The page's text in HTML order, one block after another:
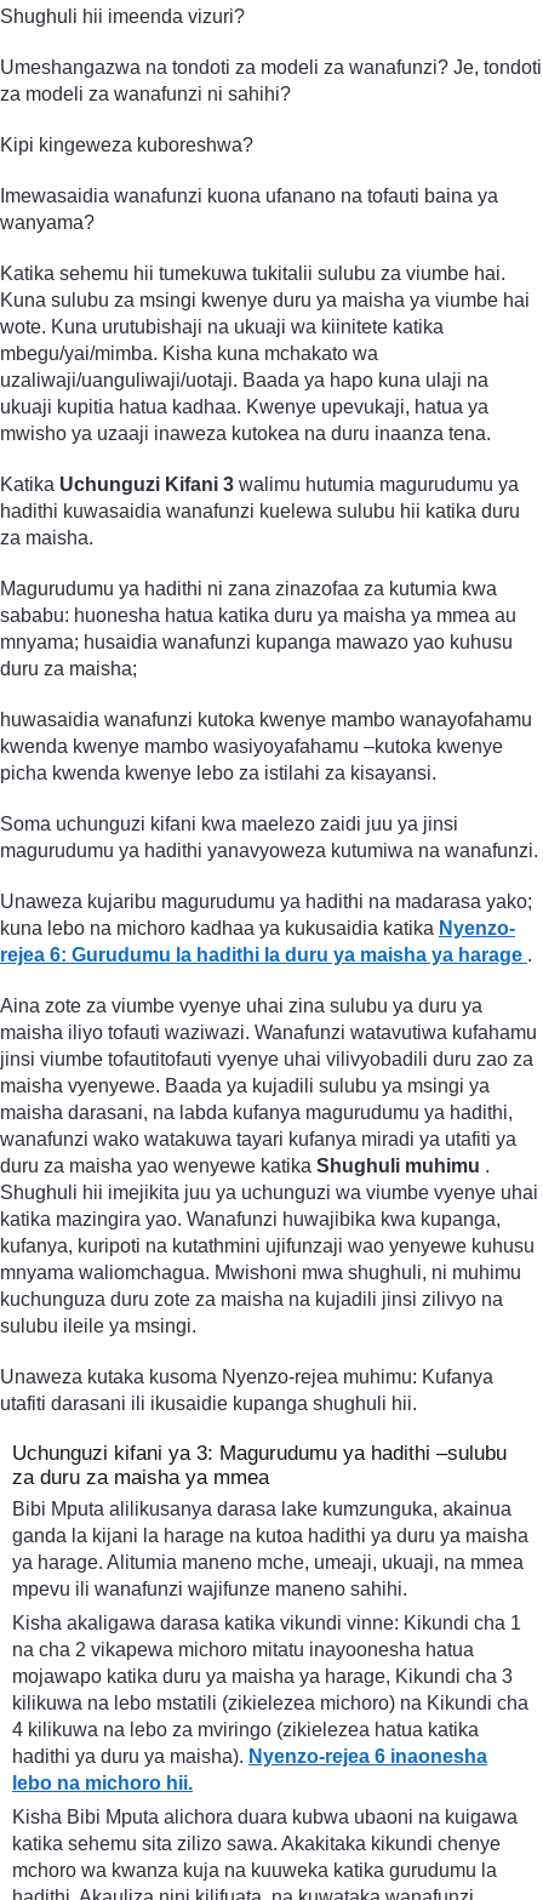
Shughuli hii imeenda vizuri?
Umeshangazwa na tondoti za modeli za wanafunzi? Je, tondoti
za modeli za wanafunzi ni sahihi?
Kipi kingeweza kuboreshwa?
Imewasaidia wanafunzi kuona ufanano na tofauti baina ya
wanyama?
Katika sehemu hii tumekuwa tukitalii sulubu za viumbe hai.
Kuna sulubu za msingi kwenye duru ya maisha ya viumbe hai
wote. Kuna urutubishaji na ukuaji wa kiinitete katika
mbegu/yai/mimba. Kisha kuna mchakato wa
uzaliwaji/uanguliwaji/uotaji. Baada ya hapo kuna ulaji na
ukuaji kupitia hatua kadhaa. Kwenye upevukaji, hatua ya
mwisho ya uzaaji inaweza kutokea na duru inaanza tena.
Katika Uchunguzi Kifani 3 walimu hutumia magurudumu ya
hadithi kuwasaidia wanafunzi kuelewa sulubu hii katika duru
za maisha.
Magurudumu ya hadithi ni zana zinazofaa za kutumia kwa
sababu: huonesha hatua katika duru ya maisha ya mmea au
mnyama; husaidia wanafunzi kupanga mawazo yao kuhusu
duru za maisha;
huwasaidia wanafunzi kutoka kwenye mambo wanayofahamu
kwenda kwenye mambo wasiyoyafahamu –kutoka kwenye
picha kwenda kwenye lebo za istilahi za kisayansi.
Soma uchunguzi kifani kwa maelezo zaidi juu ya jinsi
magurudumu ya hadithi yanavyoweza kutumiwa na wanafunzi.
Unaweza kujaribu magurudumu ya hadithi na madarasa yako;
kuna lebo na michoro kadhaa ya kukusaidia katika Nyenzo-
rejea 6: Gurudumu la hadithi la duru ya maisha ya harage .
Aina zote za viumbe vyenye uhai zina sulubu ya duru ya
maisha iliyo tofauti waziwazi. Wanafunzi watavutiwa kufahamu
jinsi viumbe tofautitofauti vyenye uhai vilivyobadili duru zao za
maisha vyenyewe. Baada ya kujadili sulubu ya msingi ya
maisha darasani, na labda kufanya magurudumu ya hadithi,
wanafunzi wako watakuwa tayari kufanya miradi ya utafiti ya
duru za maisha yao wenyewe katika Shughuli muhimu .
Shughuli hii imejikita juu ya uchunguzi wa viumbe vyenye uhai
katika mazingira yao. Wanafunzi huwajibika kwa kupanga,
kufanya, kuripoti na kutathmini ujifunzaji wao yenyewe kuhusu
mnyama waliomchagua. Mwishoni mwa shughuli, ni muhimu
kuchunguza duru zote za maisha na kujadili jinsi zilivyo na
sulubu ileile ya msingi.
Unaweza kutaka kusoma Nyenzo-rejea muhimu: Kufanya
utafiti darasani ili ikusaidie kupanga shughuli hii.
Uchunguzi kifani ya 3: Magurudumu ya hadithi –sulubu
za duru za maisha ya mmea
Bibi Mputa alilikusanya darasa lake kumzunguka, akainua
ganda la kijani la harage na kutoa hadithi ya duru ya maisha
ya harage. Alitumia maneno mche, umeaji, ukuaji, na mmea
mpevu ili wanafunzi wajifunze maneno sahihi.
Kisha akaligawa darasa katika vikundi vinne: Kikundi cha 1
na cha 2 vikapewa michoro mitatu inayoonesha hatua
mojawapo katika duru ya maisha ya harage, Kikundi cha 3
kilikuwa na lebo mstatili (zikielezea michoro) na Kikundi cha
4 kilikuwa na lebo za mviringo (zikielezea hatua katika
hadithi ya duru ya maisha). Nyenzo-rejea 6 inaonesha
lebo na michoro hii.
Kisha Bibi Mputa alichora duara kubwa ubaoni na kuigawa
katika sehemu sita zilizo sawa. Akakitaka kikundi chenye
mchoro wa kwanza kuja na kuuweka katika gurudumu la